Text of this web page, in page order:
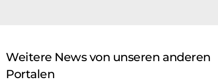
Weitere News von unseren anderen
Portalen